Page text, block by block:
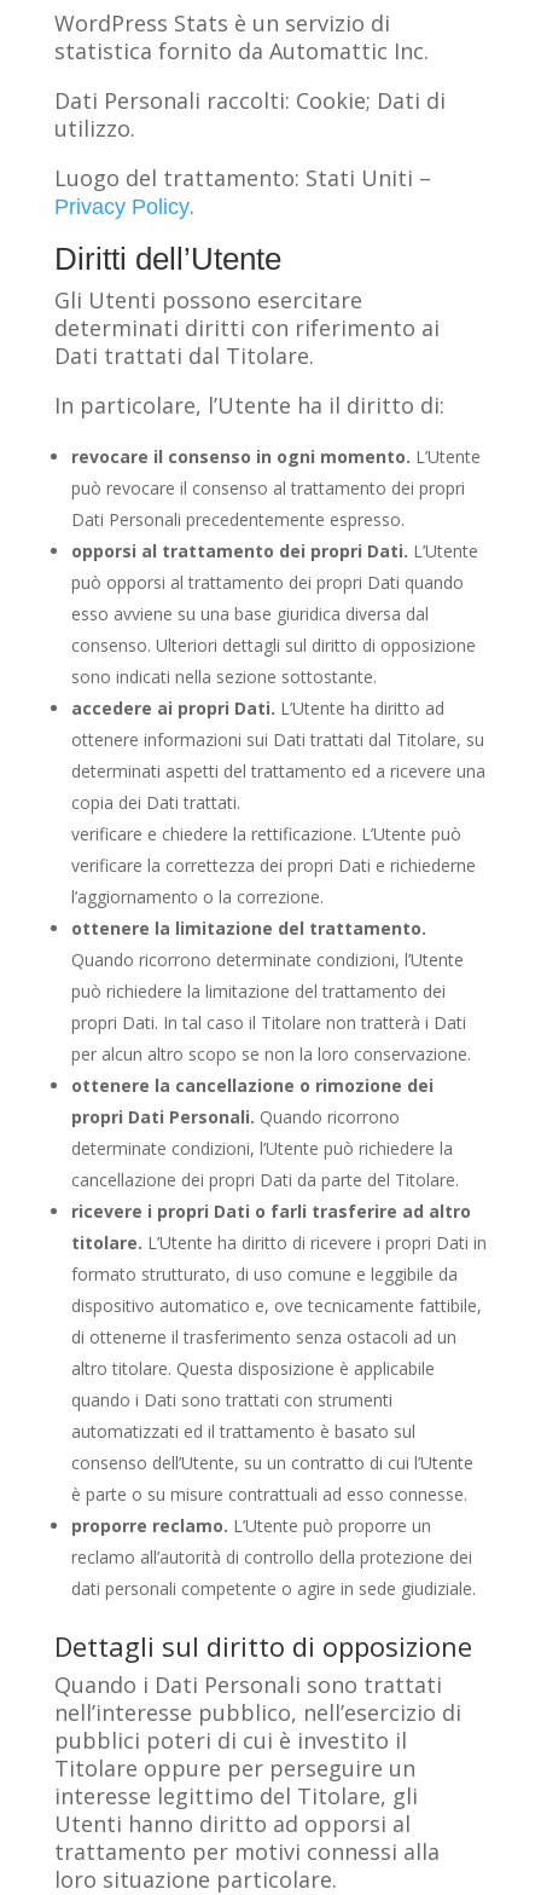
WordPress Stats è un servizio di
statistica fornito da Automattic Inc.
Dati Personali raccolti: Cookie; Dati di
utilizzo.
Luogo del trattamento: Stati Uniti –
Privacy Policy.
Diritti dell’Utente
Gli Utenti possono esercitare
determinati diritti con riferimento ai
Dati trattati dal Titolare.
In particolare, l’Utente ha il diritto di:
revocare il consenso in ogni momento. L’Utente
può revocare il consenso al trattamento dei propri
Dati Personali precedentemente espresso.
opporsi al trattamento dei propri Dati. L’Utente
può opporsi al trattamento dei propri Dati quando
esso avviene su una base giuridica diversa dal
consenso. Ulteriori dettagli sul diritto di opposizione
sono indicati nella sezione sottostante.
accedere ai propri Dati. L’Utente ha diritto ad
ottenere informazioni sui Dati trattati dal Titolare, su
determinati aspetti del trattamento ed a ricevere una
copia dei Dati trattati.
verificare e chiedere la rettificazione. L’Utente può
verificare la correttezza dei propri Dati e richiederne
l’aggiornamento o la correzione.
ottenere la limitazione del trattamento.
Quando ricorrono determinate condizioni, l’Utente
può richiedere la limitazione del trattamento dei
propri Dati. In tal caso il Titolare non tratterà i Dati
per alcun altro scopo se non la loro conservazione.
ottenere la cancellazione o rimozione dei
propri Dati Personali. Quando ricorrono
determinate condizioni, l’Utente può richiedere la
cancellazione dei propri Dati da parte del Titolare.
ricevere i propri Dati o farli trasferire ad altro
titolare. L’Utente ha diritto di ricevere i propri Dati in
formato strutturato, di uso comune e leggibile da
dispositivo automatico e, ove tecnicamente fattibile,
di ottenerne il trasferimento senza ostacoli ad un
altro titolare. Questa disposizione è applicabile
quando i Dati sono trattati con strumenti
automatizzati ed il trattamento è basato sul
consenso dell’Utente, su un contratto di cui l’Utente
è parte o su misure contrattuali ad esso connesse.
proporre reclamo. L’Utente può proporre un
reclamo all’autorità di controllo della protezione dei
dati personali competente o agire in sede giudiziale.
Dettagli sul diritto di opposizione
Quando i Dati Personali sono trattati
nell’interesse pubblico, nell’esercizio di
pubblici poteri di cui è investito il
Titolare oppure per perseguire un
interesse legittimo del Titolare, gli
Utenti hanno diritto ad opporsi al
trattamento per motivi connessi alla
loro situazione particolare.